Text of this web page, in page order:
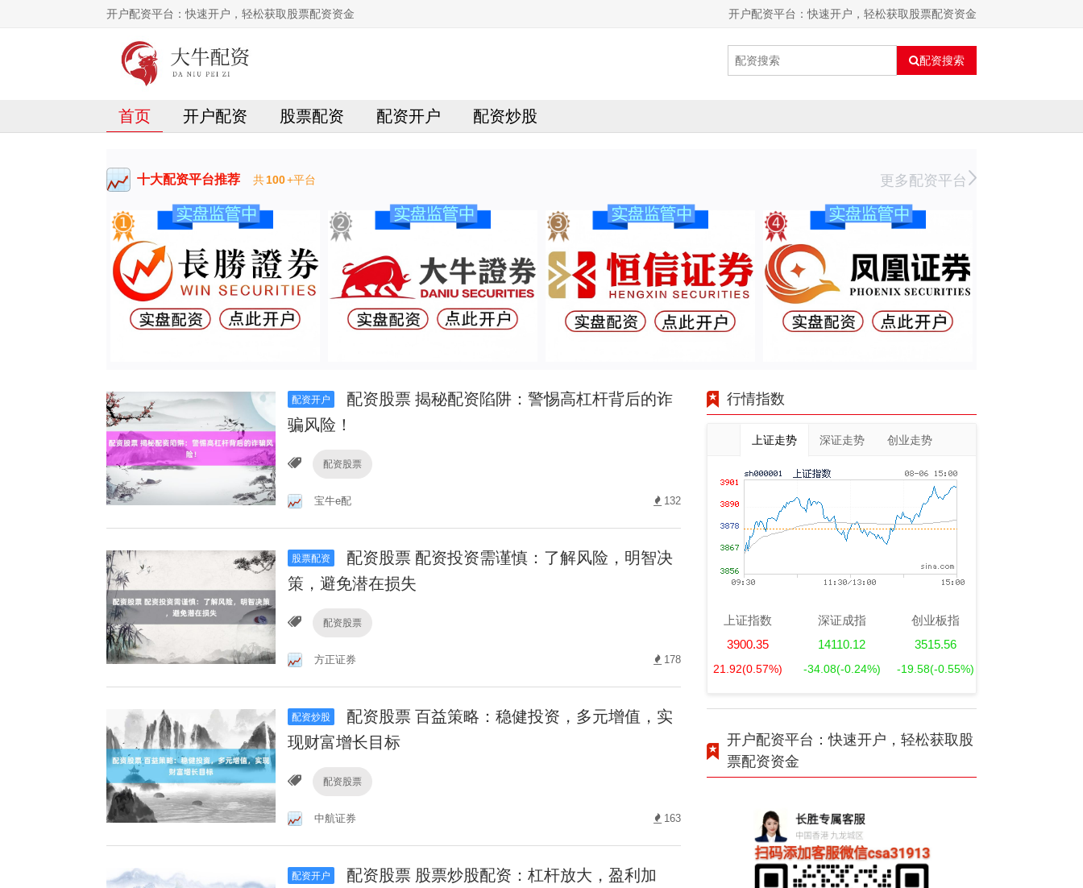
开户配资平台：快速开户，轻松获取股票配资资金 开户配资平台：快速开户，轻松获取股票配资资金
配资搜索
首页 开户配资 股票配资 配资开户 配资炒股
十大配资平台推荐 共100+平台 更多配资平台
配资开户
配资股票 揭秘配资陷阱：警惕高杠杆背后的诈
骗风险！
配资股票
宝牛e配 132
股票配资
配资股票 配资投资需谨慎：了解风险，明智决
策，避免潜在损失
配资股票
方正证券 178
配资炒股
配资股票 百益策略：稳健投资，多元增值，实
现财富增长目标
配资股票
中航证券 163
配资开户
配资股票 股票炒股配资：杠杆放大，盈利加
行情指数
上证走势 深证走势 创业走势
上证指数
3900.35
21.92(0.57%)
深证成指
14110.12
-34.08(-0.24%)
创业板指
3515.56
-19.58(-0.55%)
开户配资平台：快速开户，轻松获取股
票配资资金